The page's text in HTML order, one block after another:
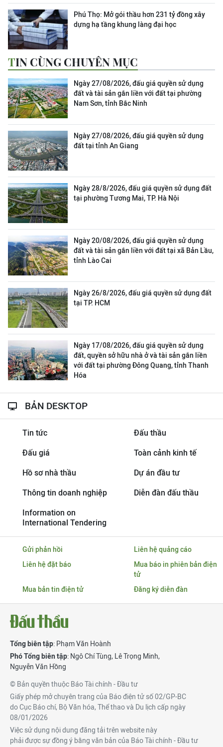
Phú Thọ: Mở gói thầu hơn 231 tỷ đồng xây
dựng hạ tầng khung làng đại học
TIN CÙNG CHUYÊN MỤC
Ngày 27/08/2026, đấu giá quyền sử dụng
đất và tài sản gắn liền với đất tại phường
Nam Sơn, tỉnh Bắc Ninh
Ngày 27/08/2026, đấu giá quyền sử dụng
đất tại tỉnh An Giang
Ngày 28/8/2026, đấu giá quyền sử dụng đất
tại phường Tương Mai, TP. Hà Nội
Ngày 20/08/2026, đấu giá quyền sử dụng
đất và tài sản gắn liền với đất tại xã Bản Lầu,
tỉnh Lào Cai
Ngày 26/8/2026, đấu giá quyền sử dụng đất
tại TP. HCM
Ngày 17/08/2026, đấu giá quyền sử dụng
đất, quyền sở hữu nhà ở và tài sản gắn liền
với đất tại phường Đông Quang, tỉnh Thanh
Hóa
BẢN DESKTOP
Tin tức Đấu thầu
Đấu giá Toàn cảnh kinh tế
Hồ sơ nhà thầu Dự án đầu tư
Thông tin doanh nghiệp Diễn đàn đấu thầu
Information on
International Tendering
Gửi phản hồi
Liên hệ quảng cáo
Liên hệ đặt báo
Mua báo in phiên bản điện
tử
Mua bản tin điện tử
Đăng ký diễn đàn
Tổng biên tập: Phạm Văn Hoành
Phó Tổng biên tập: Ngô Chí Tùng, Lê Trọng Minh,
Nguyễn Văn Hồng
© Bản quyền thuộc Báo Tài chính - Đầu tư
Giấy phép mở chuyên trang của Báo điện tử số 02/GP-BC
do Cục Báo chí, Bộ Văn hóa, Thể thao và Du lịch cấp ngày
08/01/2026
Việc sử dụng nội dung đăng tải trên website này
phải được sự đồng ý bằng văn bản của Báo Tài chính - Đầu tư